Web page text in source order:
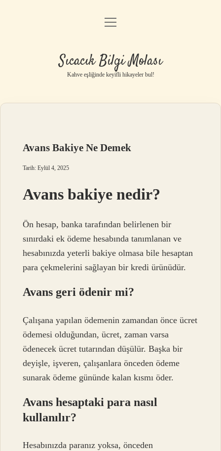
Anasayfa
Yasal Uyarı
menüyü
Sıcacık Bilgi Molası
Kahve eşliğinde keyifli hikayeler bul!
Avans Bakiye Ne Demek
Tarih: Eylül 4, 2025
Avans bakiye nedir?
Ön hesap, banka tarafından belirlenen bir
sınırdaki ek ödeme hesabında tanımlanan ve
hesabınızda yeterli bakiye olmasa bile hesaptan
para çekmelerini sağlayan bir kredi ürünüdür.
Avans geri ödenir mi?
Çalışana yapılan ödemenin zamandan önce ücret
ödemesi olduğundan, ücret, zaman varsa
ödenecek ücret tutarından düşülür. Başka bir
deyişle, işveren, çalışanlara önceden ödeme
sunarak ödeme gününde kalan kısmı öder.
Avans hesaptaki para nasıl
kullanılır?
Hesabınızda paranız yoksa, önceden